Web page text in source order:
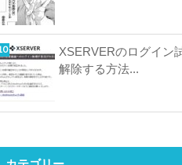
XSERVERのログイン
解除する方法...